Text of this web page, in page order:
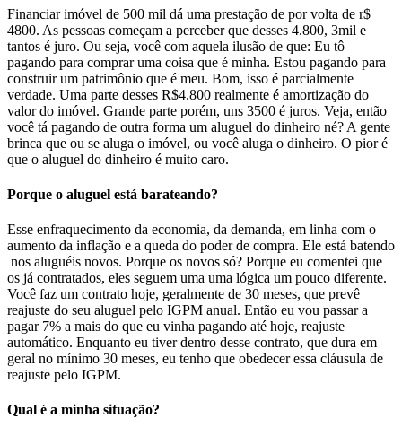
Financiar imóvel de 500 mil dá uma prestação de por volta de r$
4800. As pessoas começam a perceber que desses 4.800, 3mil e
tantos é juro. Ou seja, você com aquela ilusão de que: Eu tô
pagando para comprar uma coisa que é minha. Estou pagando para
construir um patrimônio que é meu. Bom, isso é parcialmente
verdade. Uma parte desses R$4.800 realmente é amortização do
valor do imóvel. Grande parte porém, uns 3500 é juros. Veja, então
você tá pagando de outra forma um aluguel do dinheiro né? A gente
brinca que ou se aluga o imóvel, ou você aluga o dinheiro. O pior é
que o aluguel do dinheiro é muito caro.
Porque o aluguel está barateando?
Esse enfraquecimento da economia, da demanda, em linha com o
aumento da inflação e a queda do poder de compra. Ele está batendo
nos aluguéis novos. Porque os novos só? Porque eu comentei que
os já contratados, eles seguem uma uma lógica um pouco diferente.
Você faz um contrato hoje, geralmente de 30 meses, que prevê
reajuste do seu aluguel pelo IGPM anual. Então eu vou passar a
pagar 7% a mais do que eu vinha pagando até hoje, reajuste
automático. Enquanto eu tiver dentro desse contrato, que dura em
geral no mínimo 30 meses, eu tenho que obedecer essa cláusula de
reajuste pelo IGPM.
Qual é a minha situação?